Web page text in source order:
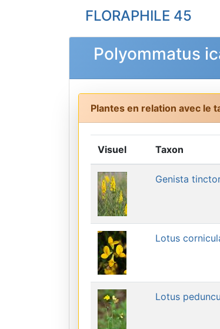
FLORAPHILE 45
Polyommatus
Plantes en relation avec le
Visuel Taxon
Genista
Lotus
Lotus